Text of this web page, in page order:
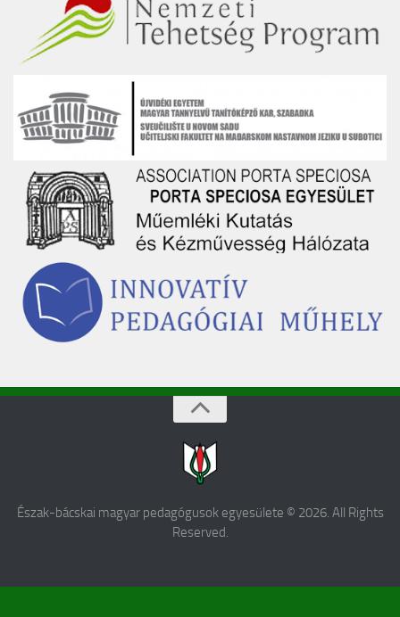
Észak-bácskai magyar pedagógusok egyesülete © 2026. All Rights
Reserved.